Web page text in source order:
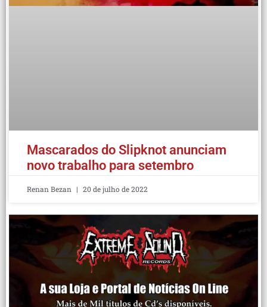
Mascarados do Slipknot anunciam
novo trabalho para setembro
Renan Bezan 20 de julho de 2022